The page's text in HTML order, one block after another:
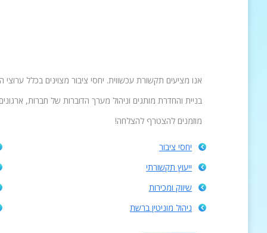
אנו מציעים תקשורת עכשווית. יחסי ציבור מצוינים בכלל
בניית והחדרת מותגים וניהול מערך הדוברות של חברות,
מוזמנים להצטרף להצלחה!
יחסי ציבור
ייעוץ תקשורתי
שיווק ומכירות
ניהול מוניטין ברשת